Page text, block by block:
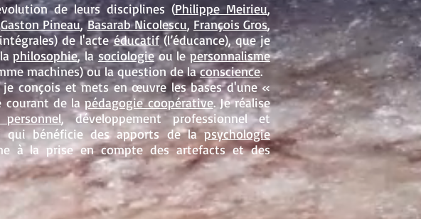
de leurs disciplines (Philippe Meirieu,
Gaston Pineau,Basarab Nicolescu, François Gros,
de l'acteéducatif(l’éducance), que je
laphilosophie, la sociologieou lepersonnalisme
machines) ou la question de laconscience.
conçois et mets en œuvre les bases d'une «
courant de lapédagogie coopérative. Je réalise
, développement professionnel et
qui bénéficie des apports de lapsychologie
à la prise en compte des artefacts et des